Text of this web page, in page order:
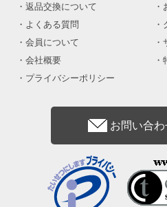
返品交換について
よくある質問
会員について
会社概要
プライバシーポリシー
お問い合